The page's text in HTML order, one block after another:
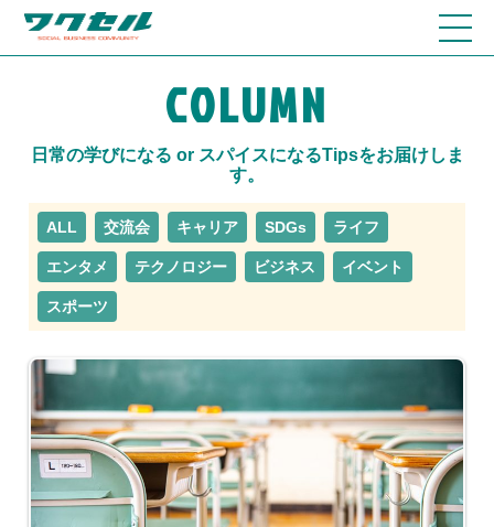
COLUMN
日常の学びになる or スパイスになるTipsをお届けしま
す。
ALL 交流会 キャリア SDGs ライフ
エンタメ テクノロジー ビジネス イベント
スポーツ